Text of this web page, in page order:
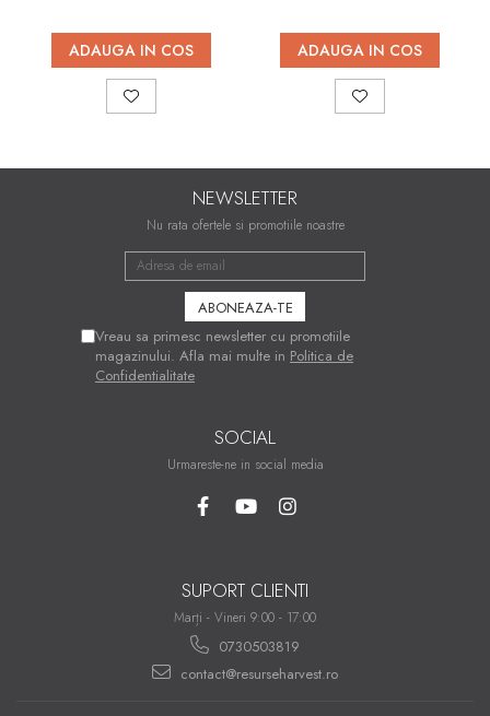
ADAUGA IN COS ADAUGA IN COS
NEWSLETTER
Nu rata ofertele si promotiile noastre
Vreau sa primesc newsletter cu promotiile
magazinului. Afla mai multe in Politica de
Confidentialitate
SOCIAL
Urmareste-ne in social media
SUPORT CLIENTI
Marți - Vineri 9:00 - 17:00
0730503819
contact@resurseharvest.ro